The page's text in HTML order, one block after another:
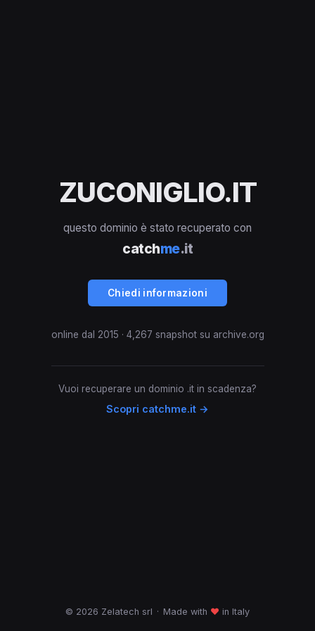
ZUCONIGLIO.IT
questo dominio è stato recuperato con
catchme.it
Chiedi informazioni
online dal 2015 · 4,267 snapshot su archive.org
Vuoi recuperare un dominio .it in scadenza?
Scopri catchme.it →
© 2026 Zelatech srl · Made with ♥ in Italy